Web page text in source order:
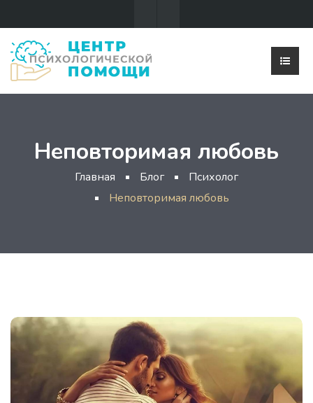
Неповторимая любовь
Главная Блог
Психолог
Неповторимая любовь